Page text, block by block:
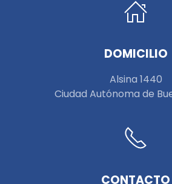
DOMICILIO
Alsina 1440
Ciudad Autónoma de
CONTACTO